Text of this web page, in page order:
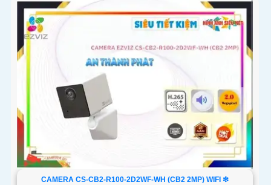
CAMERA CS-CB2-R100-2D2WF-WH (CB2 2MP) WIFI ❇